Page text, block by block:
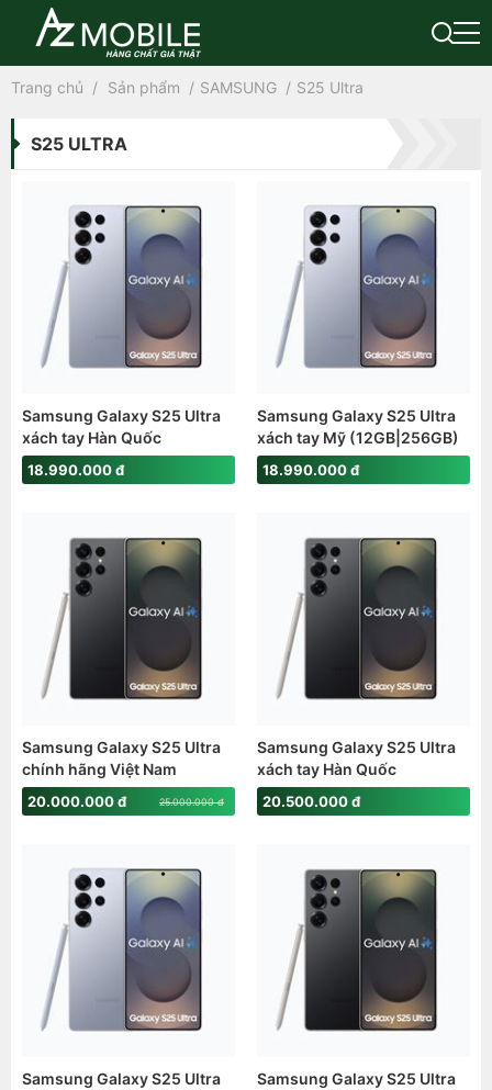
Trang chủ Sản phẩm SAMSUNG S25 Ultra
S25 ULTRA
Samsung Galaxy S25 Ultra
xách tay Hàn Quốc
(12GB|256GB) (Snap8Elite)
18.990.000 đ
Samsung Galaxy S25 Ultra
xách tay Mỹ (12GB|256GB)
(Snap8Elite)
18.990.000 đ
Samsung Galaxy S25 Ultra
chính hãng Việt Nam
(12GB|256GB) (Snap8Elite)
20.000.000 đ 25.000.000 đ
Samsung Galaxy S25 Ultra
xách tay Hàn Quốc
(12GB|512GB) (Snap8Elite)
20.500.000 đ
Samsung Galaxy S25 Ultra
Samsung Galaxy S25 Ultra